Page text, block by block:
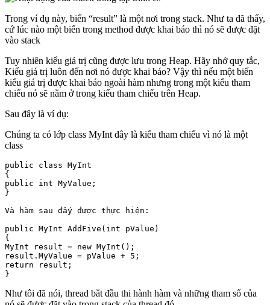
Trong ví dụ này, biến “result” là một nơi trong stack. Như ta đã thấy,
cứ lúc nào một biến trong method được khai báo thì nó sẽ được đặt
vào stack
Tuy nhiên kiểu giá trị cũng được lưu trong Heap. Hãy nhớ quy tắc,
Kiểu giá trị luôn đến nơi nó được khai báo? Vậy thì nếu một biến
kiểu giá trị được khai báo ngoài hàm nhưng trong một kiểu tham
chiếu nó sẽ nằm ở trong kiểu tham chiếu trên Heap.
Sau đây là ví dụ:
Chúng ta có lớp class MyInt đây là kiểu tham chiếu vì nó là một
class
public class MyInt
{
public int MyValue;
}
Và hàm sau đấy được thực hiện:
public MyInt AddFive(int pValue)
{
MyInt result = new MyInt();
result.MyValue = pValue + 5;
return result;
}
Như tôi đã nói, thread bắt đầu thi hành hàm và những tham số của